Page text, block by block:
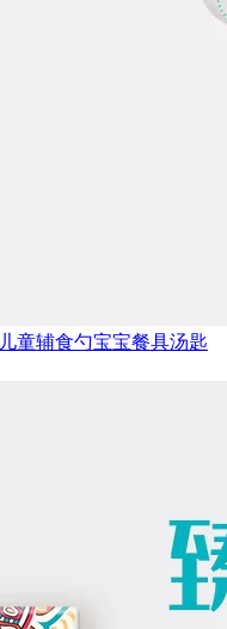
童辅食勺宝宝餐具汤匙